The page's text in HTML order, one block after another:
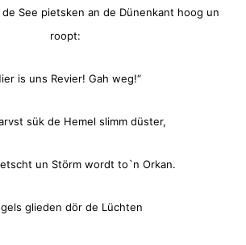
de See pietsken an de Dünenkant hoog un
roopt:
is uns Revier! Gah weg!“
sük de Hemel slimm düster,
un Störm wordt to`n Orkan.
glieden dör de Lüchten